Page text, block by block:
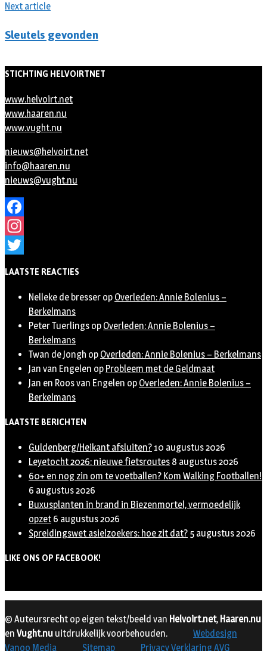
Next article
Sleutels gevonden
STICHTING HELVOIRTNET
www.helvoirt.net
www.haaren.nu
www.vught.nu
nieuws@helvoirt.net
info@haaren.nu
nieuws@vught.nu
Facebook
Instagram
LAATSTE REACTIES
Nelleke de bresser op Overleden: Annie Bolenius –
Berkelmans
Peter Tuerlings op Overleden: Annie Bolenius –
Berkelmans
Twan de Jongh op Overleden: Annie Bolenius – Berkelmans
Jan van Engelen op Probleem met de Geldmaat
Jan en Roos van Engelen op Overleden: Annie Bolenius –
Berkelmans
LAATSTE BERICHTEN
Guldenberg/Heikant afsluiten?10 augustus 2026
Leyetocht 2026: nieuwe fietsroutes 8 augustus 2026
60+ en nog zin om te voetballen? Kom Walking Footballen!
6 augustus 2026
Buxusplanten in brand in Biezenmortel, vermoedelijk
opzet 6 augustus 2026
Spreidingswet asielzoekers: hoe zit dat? 5 augustus 2026
LIKE ONS OP FACEBOOK!
© Auteursrecht op eigen tekst/beeld van Helvoirt.net, Haaren.nu
en Vught.nu uitdrukkelijk voorbehouden.
Webdesign
Vanoo Media
Sitemap Privacy Verklaring AVG